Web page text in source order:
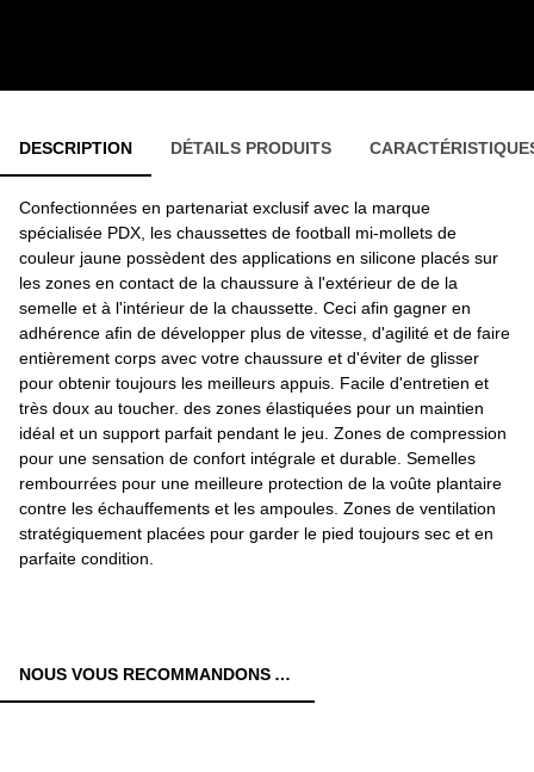
DESCRIPTION DÉTAILS PRODUITS
Confectionnées en partenariat exclusif avec la marque
spécialisée PDX, les chaussettes de football mi-mollets de
couleur jaune possèdent des applications en silicone placés sur
les zones en contact de la chaussure à l'extérieur de de la
semelle et à l'intérieur de la chaussette. Ceci afin gagner en
adhérence afin de développer plus de vitesse, d'agilité et de faire
entièrement corps avec votre chaussure et d'éviter de glisser
pour obtenir toujours les meilleurs appuis. Facile d'entretien et
très doux au toucher. des zones élastiquées pour un maintien
idéal et un support parfait pendant le jeu. Zones de compression
pour une sensation de confort intégrale et durable. Semelles
rembourrées pour une meilleure protection de la voûte plantaire
contre les échauffements et les ampoules. Zones de ventilation
stratégiquement placées pour garder le pied toujours sec et en
parfaite condition.
NOUS VOUS RECOMMANDONS AUSSI: